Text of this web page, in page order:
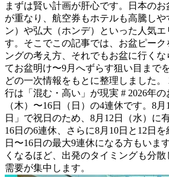
まずは賢い計画が肝心です。日本の
が重なり、航空券もホテルも高騰し
ン）や弘大（ホンデ）といった人気エ
す。そこでこの記事では、お盆ピーク
ングの考え方、それでもお盆に行く
てお盆明け〜9月へずらす狙い目まで
どの一次情報をもとに整理しました。
行は「混む・高い」が現実 # 2026年の
（木）〜16日（日）の4連休です。8
日」で祝日のため、8月12日（水）に
16日の6連休、さらに8月10日と12日
日〜16日の最大9連休になる方もいま
くなるほど、出発のタイミングも分
需要が集中します。